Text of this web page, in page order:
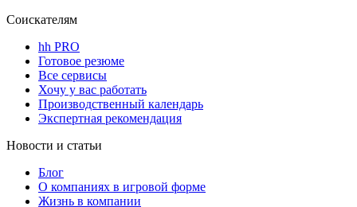
Соискателям
hh PRO
Готовое резюме
Все сервисы
Хочу у вас работать
Производственный календарь
Экспертная рекомендация
Новости и статьи
Блог
О компаниях в игровой форме
Жизнь в компании